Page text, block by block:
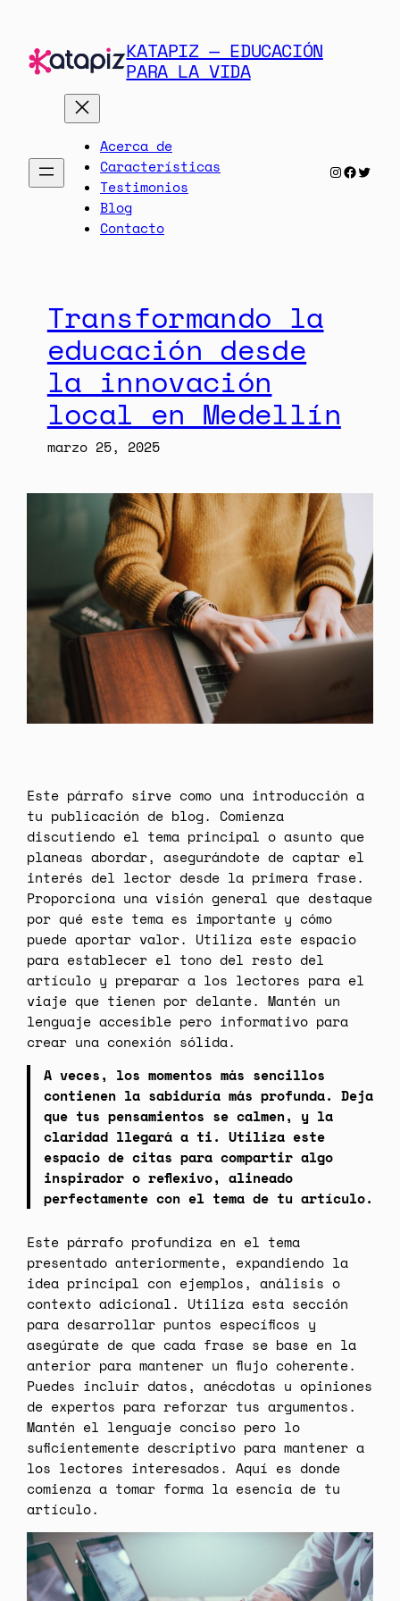
contenido
KATAPIZ — EDUCACIÓN
PARA LA VIDA
Acerca de
Características
Testimonios
Blog
Contacto
Transformando la
educación desde
la innovación
local en Medellín
marzo 25, 2025
Este párrafo sirve como una introducción a
tu publicación de blog. Comienza
discutiendo el tema principal o asunto que
planeas abordar, asegurándote de captar el
interés del lector desde la primera frase.
Proporciona una visión general que destaque
por qué este tema es importante y cómo
puede aportar valor. Utiliza este espacio
para establecer el tono del resto del
artículo y preparar a los lectores para el
viaje que tienen por delante. Mantén un
lenguaje accesible pero informativo para
crear una conexión sólida.
A veces, los momentos más sencillos
contienen la sabiduría más profunda. Deja
que tus pensamientos se calmen, y la
claridad llegará a ti. Utiliza este
espacio de citas para compartir algo
inspirador o reflexivo, alineado
perfectamente con el tema de tu artículo.
Este párrafo profundiza en el tema
presentado anteriormente, expandiendo la
idea principal con ejemplos, análisis o
contexto adicional. Utiliza esta sección
para desarrollar puntos específicos y
asegúrate de que cada frase se base en la
anterior para mantener un flujo coherente.
Puedes incluir datos, anécdotas u opiniones
de expertos para reforzar tus argumentos.
Mantén el lenguaje conciso pero lo
suficientemente descriptivo para mantener a
los lectores interesados. Aquí es donde
comienza a tomar forma la esencia de tu
artículo.